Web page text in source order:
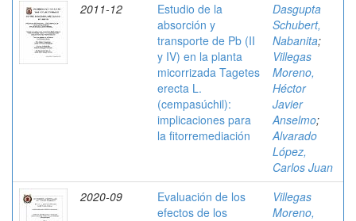
2011-12
Estudio de la
absorción y
transporte de Pb (II
y IV) en la planta
micorrizada Tagetes
erecta L.
(cempasúchil):
implicaciones para
la fitorremediación
Dasgupta
Schubert,
Nabanita;
Villegas
Moreno,
Héctor
Javier
Anselmo;
Alvarado
López,
Carlos Juan
2020-09
Evaluación de los
efectos de los
Villegas
Moreno,